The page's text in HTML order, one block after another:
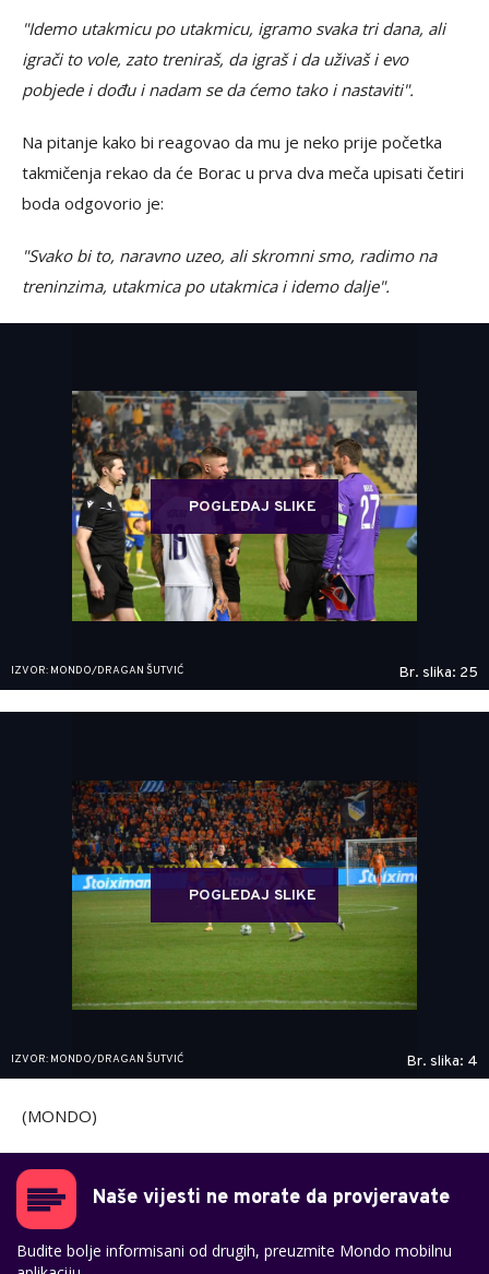
"Idemo utakmicu po utakmicu, igramo svaka tri dana, ali
igrači to vole, zato treniraš, da igraš i da uživaš i evo
pobjede i dođu i nadam se da ćemo tako i nastaviti".
Na pitanje kako bi reagovao da mu je neko prije početka
takmičenja rekao da će Borac u prva dva meča upisati četiri
boda odgovorio je:
"Svako bi to, naravno uzeo, ali skromni smo, radimo na
treninzima, utakmica po utakmica i idemo dalje".
POGLEDAJ SLIKE
IZVOR: MONDO/DRAGAN ŠUTVIĆ Br. slika: 25
POGLEDAJ SLIKE
IZVOR: MONDO/DRAGAN ŠUTVIĆ Br. slika: 4
(MONDO)
Naše vijesti ne morate da provjeravate
Budite bolje informisani od drugih, preuzmite Mondo mobilnu